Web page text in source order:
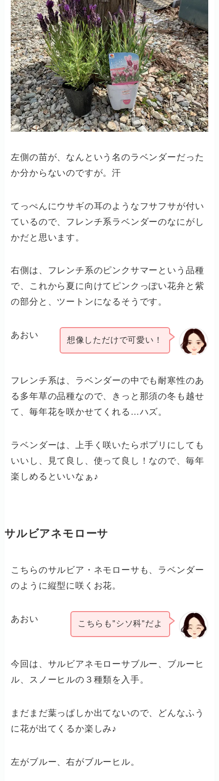
左側の苗が、なんという名のラベンダーだった
か分からないのですが。汗
てっぺんにウサギの耳のようなフサフサが付い
ているので、フレンチ系ラベンダーのなにがし
かだと思います。
右側は、フレンチ系のピンクサマーという品種
で、これから夏に向けてピンクっぽい花弁と紫
の部分と、ツートンになるそうです。
あおい
想像しただけで可愛い！
フレンチ系は、ラベンダーの中でも耐寒性のあ
る多年草の品種なので、きっと那須の冬も越せ
て、毎年花を咲かせてくれる…ハズ。
ラベンダーは、上手く咲いたらポプリにしても
いいし、見て良し、使って良し！なので、毎年
楽しめるといいなぁ♪
サルビアネモローサ
こちらのサルビア・ネモローサも、ラベンダー
のように縦型に咲くお花。
あおい
こちらも”シソ科”だよ
今回は、サルビアネモローサブルー、ブルーヒ
ル、スノーヒルの３種類を入手。
まだまだ葉っぱしか出てないので、どんなふう
に花が出てくるか楽しみ♪
左がブルー、右がブルーヒル。